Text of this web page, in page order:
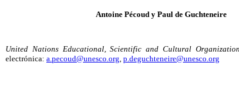
Antoine Pécoud y Рaul de Guchteneire
United Nations Educational, Scientific and Cultural
electrónica: a.pecoud@unesco.org, p.deguchteneire@unesco.org